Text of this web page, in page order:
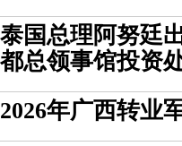
泰国总理阿努廷
都总领事馆投资
2026年广西转业